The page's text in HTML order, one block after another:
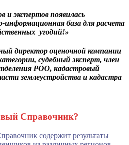
и экспертов появилась
информационная база для расчета
угодий!»
директор оценочной компании
судебный эксперт, член
РОО, кадастровый
землеустройства и кадастра
Справочник?
содержит результаты